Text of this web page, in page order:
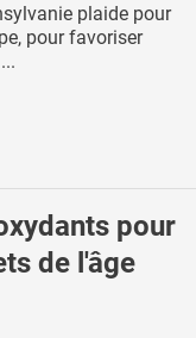
plaide pour
pour favoriser
pour
de l'âge